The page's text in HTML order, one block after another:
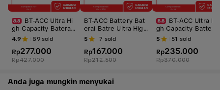
BT-ACC Ultra Hi
gh Capacity Baterai
Battery Batre For iP
hone 11 With 3550
mAh
4.9 89sold
Rp277.000
Rp427.000
BT-ACC Battery Bat
erai Batre Ultra High
Capacity For iPhone
SE 2016 With 1950m
Ah
5 7 sold
Rp167.000
Rp212.500
BT-ACC Ultra Hi
gh Capacity Battery
Baterai Batre For iP
hone XR With 3610
mAhh
5 51 sold
Rp235.000
Rp370.000
Anda juga mungkin menyukai